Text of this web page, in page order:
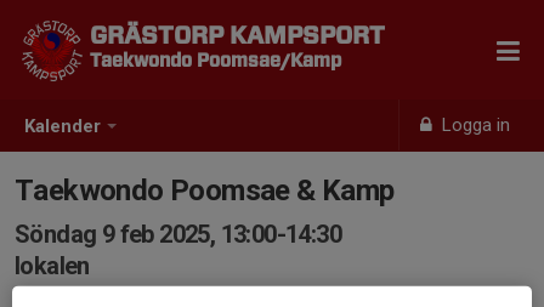
Kalender Logga in
GRÄSTORP KAMPSPORT
Taekwondo Poomsae/Kamp
Taekwondo Poomsae & Kamp
Söndag 9 feb 2025, 13:00-14:30
lokalen